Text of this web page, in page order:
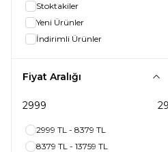
Stoktakiler
Yeni Ürünler
İndirimli Ürünler
Fiyat Aralığı
2999 TL - 8379 TL
8379 TL - 13759 TL